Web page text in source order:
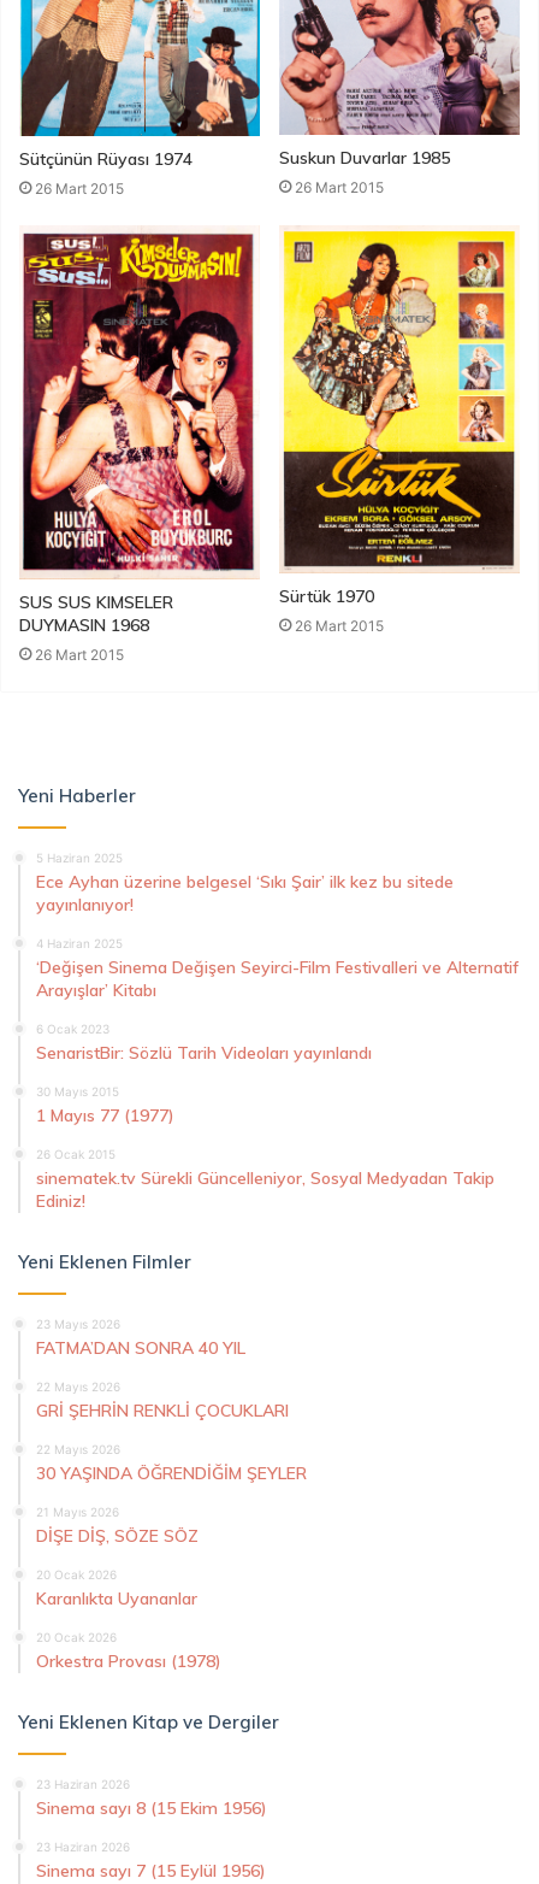
Sütçünün Rüyası 1974
26 Mart 2015
Suskun Duvarlar 1985
26 Mart 2015
SUS SUS KIMSELER
DUYMASIN 1968
26 Mart 2015
Sürtük 1970
26 Mart 2015
Yeni Haberler
5 Haziran 2025
Ece Ayhan üzerine belgesel ‘Sıkı Şair’ ilk kez bu sitede
yayınlanıyor!
4 Haziran 2025
‘Değişen Sinema Değişen Seyirci-Film Festivalleri ve Alternatif
Arayışlar’ Kitabı
6 Ocak 2023
SenaristBir: Sözlü Tarih Videoları yayınlandı
30 Mayıs 2015
1 Mayıs 77 (1977)
26 Ocak 2015
sinematek.tv Sürekli Güncelleniyor, Sosyal Medyadan Takip
Ediniz!
Yeni Eklenen Filmler
23 Mayıs 2026
FATMA’DAN SONRA 40 YIL
22 Mayıs 2026
GRİ ŞEHRİN RENKLİ ÇOCUKLARI
22 Mayıs 2026
30 YAŞINDA ÖĞRENDİĞİM ŞEYLER
21 Mayıs 2026
DİŞE DİŞ, SÖZE SÖZ
20 Ocak 2026
Karanlıkta Uyananlar
20 Ocak 2026
Orkestra Provası (1978)
Yeni Eklenen Kitap ve Dergiler
23 Haziran 2026
Sinema sayı 8 (15 Ekim 1956)
23 Haziran 2026
Sinema sayı 7 (15 Eylül 1956)